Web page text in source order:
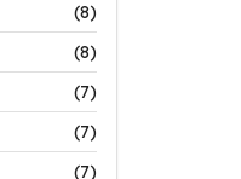
(8)
(8)
(7)
(7)
(7)